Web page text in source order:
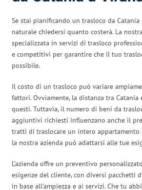
Se stai pianificando un trasloco da Catania
naturale chiedersi quanto costerà. La
specializzata in servizi di trasloco
e competitivi per garantire che il tuo
possibile.
Il costo di un trasloco può variare
fattori. Ovviamente, la distanza tra Catania
questi. Tuttavia, il numero di beni da
aggiuntivi richiesti influenzano anche il
tratti di traslocare un intero
la nostra azienda può adattarsi alle tue
L’azienda offre un preventivo
esigenze del cliente, con diversi pacchetti
in base all’ampiezza e ai servizi. Che tu